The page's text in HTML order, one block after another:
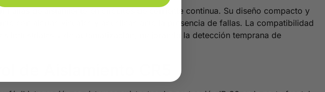
de aislamiento en circuitos de corriente continua. Su diseño compacto y
con alertas visuales y acústicas ante la presencia de fallas. La compatibilidad
industriales y de automatización, mejorando la detección temprana de
de Aislamiento CR5